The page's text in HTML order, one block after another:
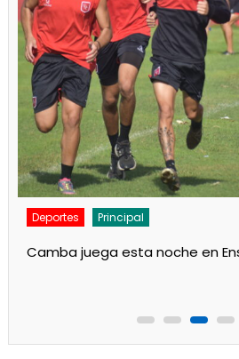
Deportes Noticias
Respaldo al Indio en Defensores